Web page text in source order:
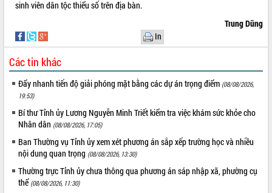
Khám bệnh, cấp phát thuốc miễn phí
Hội nghị UBND tỉnh Đắk Lắk thường kỳ
tháng 7/2026
Lễ truy tặng danh hiệu “Bà Mẹ Việt
Nam Anh hùng” và trao Huân chương
Lao động
vụ 6 tháng cuối năm 2026
Kỳ họp thứ Hai, Hội đồng nhân dân
tỉnh khóa XI quyết nghị nhiều nội dung
quan trọng
ALBUM ẢNH
sinh viên dân tộc thiểu số trên địa bàn.
Trung Dũng
In
Các tin khác
Đẩy nhanh tiến độ giải phóng mặt bằng các dự án trọng điểm (08/08/2026,
19:53)
Bí thư Tỉnh ủy Lương Nguyễn Minh Triết kiểm tra việc khám sức khỏe cho
Nhân dân (08/08/2026, 17:05)
Ban Thường vụ Tỉnh ủy xem xét phương án sắp xếp trường học và nhiều
nội dung quan trọng (08/08/2026, 13:30)
Thường trực Tỉnh ủy chưa thông qua phương án sáp nhập xã, phường cụ
thể (08/08/2026, 11:30)